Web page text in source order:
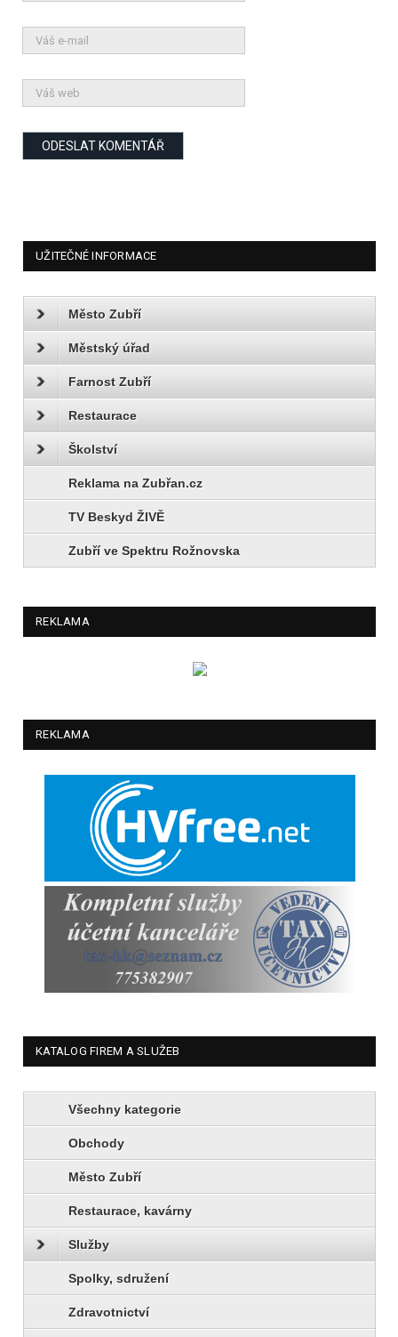
UŽITEČNÉ INFORMACE
Město Zubří
Městský úřad
Farnost Zubří
Restaurace
Školství
Reklama na Zubřan.cz
TV Beskyd ŽIVĚ
Zubří ve Spektru Rožnovska
REKLAMA
REKLAMA
KATALOG FIREM A SLUŽEB
Všechny kategorie
Obchody
Město Zubří
Restaurace, kavárny
Služby
Spolky, sdružení
Zdravotnictví